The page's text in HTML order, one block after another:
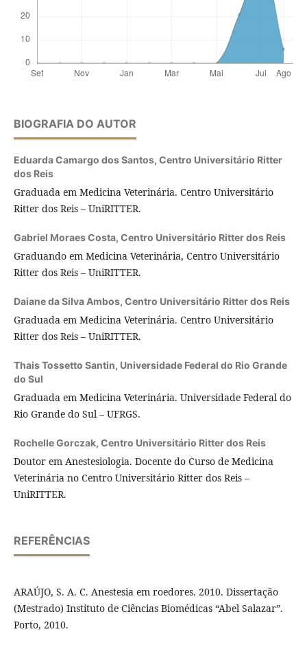
BIOGRAFIA DO AUTOR
Eduarda Camargo dos Santos, Centro Universitário Ritter
dos Reis
Graduada em Medicina Veterinária. Centro Universitário
Ritter dos Reis – UniRITTER.
Gabriel Moraes Costa, Centro Universitário Ritter dos Reis
Graduando em Medicina Veterinária, Centro Universitário
Ritter dos Reis – UniRITTER.
Daiane da Silva Ambos, Centro Universitário Ritter dos Reis
Graduada em Medicina Veterinária. Centro Universitário
Ritter dos Reis – UniRITTER.
Thais Tossetto Santin, Universidade Federal do Rio Grande
do Sul
Graduada em Medicina Veterinária. Universidade Federal do
Rio Grande do Sul – UFRGS.
Rochelle Gorczak, Centro Universitário Ritter dos Reis
Doutor em Anestesiologia. Docente do Curso de Medicina
Veterinária no Centro Universitário Ritter dos Reis –
UniRITTER.
REFERÊNCIAS
ARAÚJO, S. A. C. Anestesia em roedores. 2010. Dissertação
(Mestrado) Instituto de Ciências Biomédicas “Abel Salazar”.
Porto, 2010.